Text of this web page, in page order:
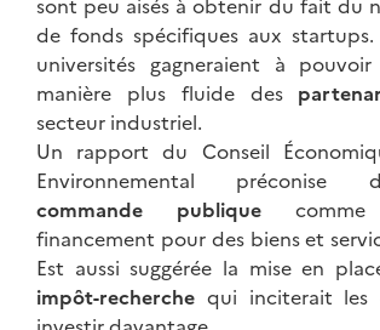
de fonds spécifiques aux
universités gagneraient à
manière plus fluide des
secteur industriel.
Un rapport du Conseil
Environnemental préconise
commande publiquecomme
financement pour des biens et
Est aussi suggérée la mise en
impôt-recherche qui inciterait les